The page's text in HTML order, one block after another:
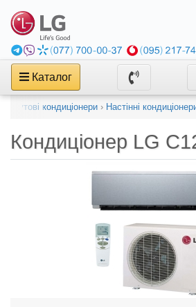
Каталог
Побутові кондиціонери › Настінні
Кондиціонер LG